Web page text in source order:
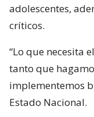
adolescentes,
críticos.
“Lo que necesita
tanto que
implementemos
Estado Nacional.